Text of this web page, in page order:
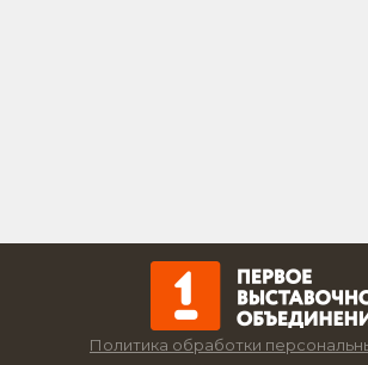
Политика обработки